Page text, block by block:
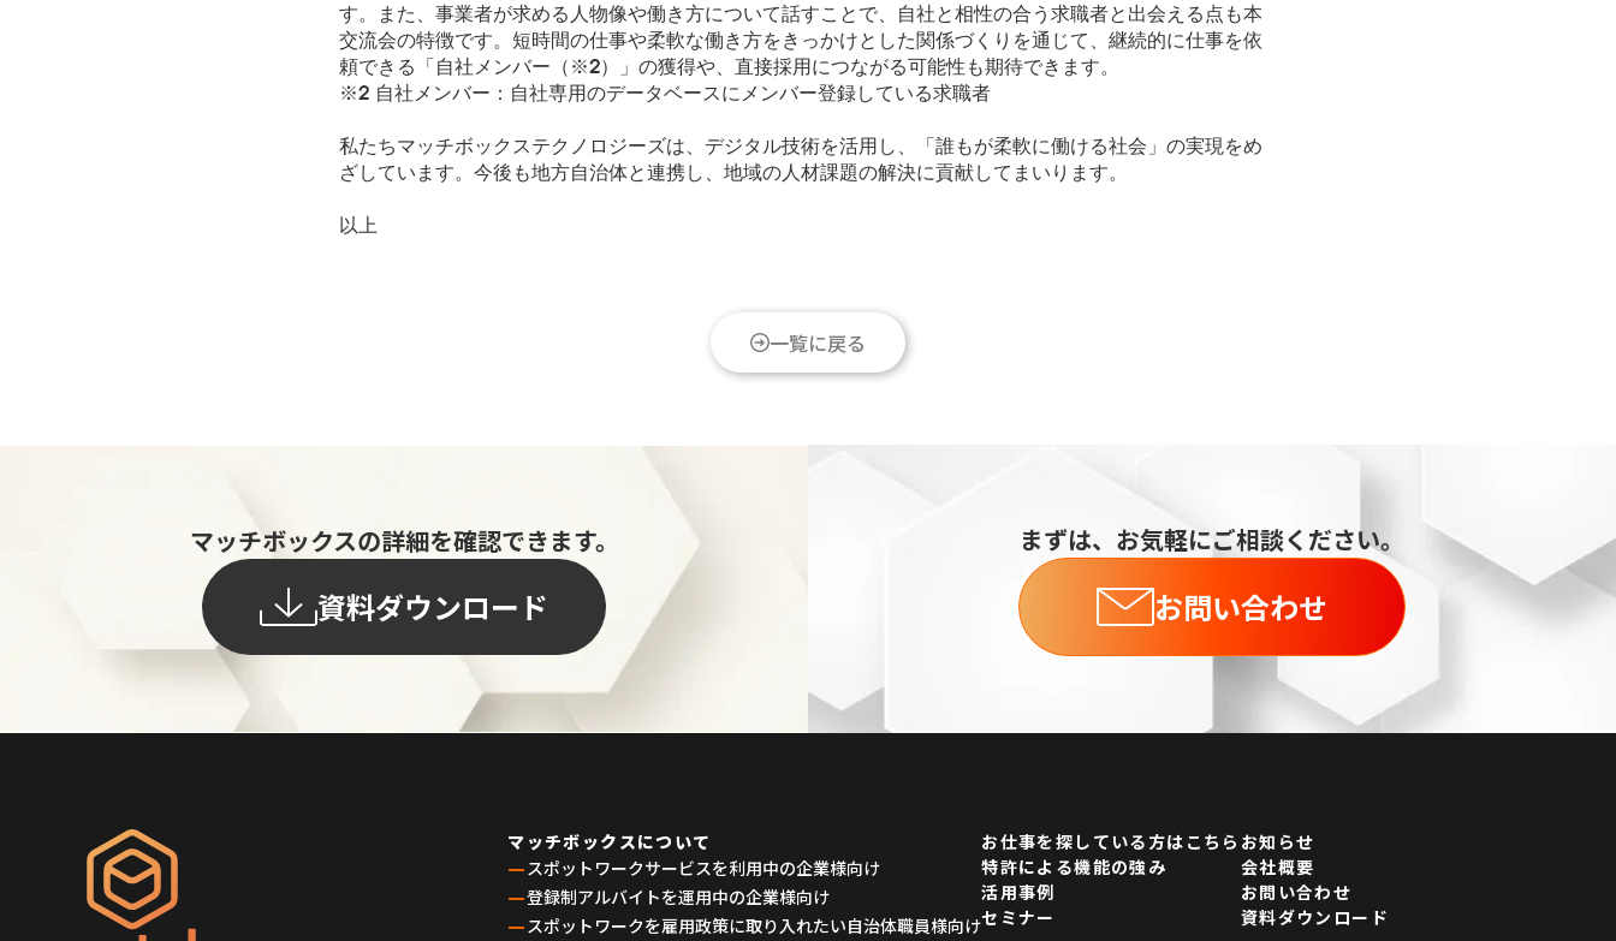
す。また、事業者が求める人物像や働き方について話すことで、自社と相性の合う求職者と出会える点も本
交流会の特徴です。短時間の仕事や柔軟な働き方をきっかけとした関係づくりを通じて、継続的に仕事を依
頼できる「自社メンバー（※2）」の獲得や、直接採用につながる可能性も期待できます。
※2 自社メンバー：自社専用のデータベースにメンバー登録している求職者
私たちマッチボックステクノロジーズは、デジタル技術を活用し、「誰もが柔軟に働ける社会」の実現をめ
ざしています。今後も地方自治体と連携し、地域の人材課題の解決に貢献してまいります。
以上
一覧に戻る
マッチボックスの詳細を確認できます。
資料ダウンロード
まずは、お気軽にご相談ください。
お問い合わせ
マッチボックスについて
ースポットワークサービスを利用中の企業様向け
ー登録制アルバイトを運用中の企業様向け
ースポットワークを雇用政策に取り入れたい自治体職員様向け
お仕事を探している方はこちら
特許による機能の強み
活用事例
セミナー
お知らせ
会社概要
お問い合わせ
資料ダウンロード